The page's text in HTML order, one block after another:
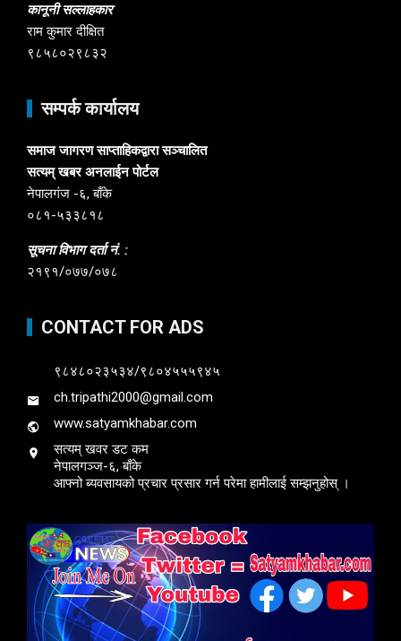
कानूनी सल्लाहकार
राम कुमार दीक्षित
९८५८०२९८३२
सम्पर्क कार्यालय
समाज जागरण साप्ताहिकद्वारा सञ्चालित
सत्यम् खबर अनलाईन पोर्टल
नेपालगंज -६, बाँके
०८१-५३३८१८
सूचना विभाग दर्ता नं. :
२१९१/०७७/०७८
CONTACT FOR ADS
९८४८०२३५३४/९८०४५५५९४५
ch.tripathi2000@gmail.com
www.satyamkhabar.com
सत्यम् खवर डट कम
नेपालगञ्ज-६, बाँके
आफ्नो ब्यवसायको प्रचार प्रसार गर्न परेमा हामीलाई सम्झनुहोस् ।